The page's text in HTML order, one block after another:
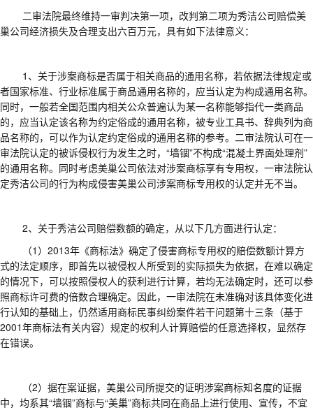
二审法院最终维持一审判决第一项，改判第二项为秀洁公司赔偿美
巢公司经济损失及合理支出六百万元，具有如下法律意义：
1、 关于涉案商标是否属于相关商品的通用名称，若依据法律规定或
者国家标准、行业标准属于商品通用名称的，应当认定为构成通用名称。
同时，一般若全国范围内相关公众普遍认为某一名称能够指代一类商品
的，应当认定该名称为约定俗成的通用名称，被专业工具书、辞典列为商
品名称的，可以作为认定约定俗成的通用名称的参考。 二审法院认可在一
审法院认定的被诉侵权行为发生之时， “墙锢”不构成“混凝土界面处理剂”
的通用名称。同时考虑美巢公司依法对涉案商标享有专用权， 一审法院认
定秀洁公司的行为构成侵害美巢公司涉案商标专用权的认定并无不当。
2、 关于秀洁公司赔偿数额的确定，从以下几方面进行认定：
（1） 2013年 《商标法》 确定了侵害商标专用权的赔偿数额计算方
式的法定顺序，即首先以被侵权人所受到的实际损失为依据，在难以确定
的情况下，可以按照侵权人的获利进行计算，若均无法确定时，还可以参
照商标许可费的倍数合理确定。因此，一审法院在未准确对该具体变化进
行认知的基础上，仍然适用商标民事纠纷案件若干问题第十三条 （基于
2001年商标法有关内容） 规定的权利人计算赔偿的任意选择权， 显然存
在错误。
（2） 据在案证据，美巢公司所提交的证明涉案商标知名度的证据
中，均系其“墙锢”商标与“美巢”商标共同在商品上进行使用、宣传，不宜